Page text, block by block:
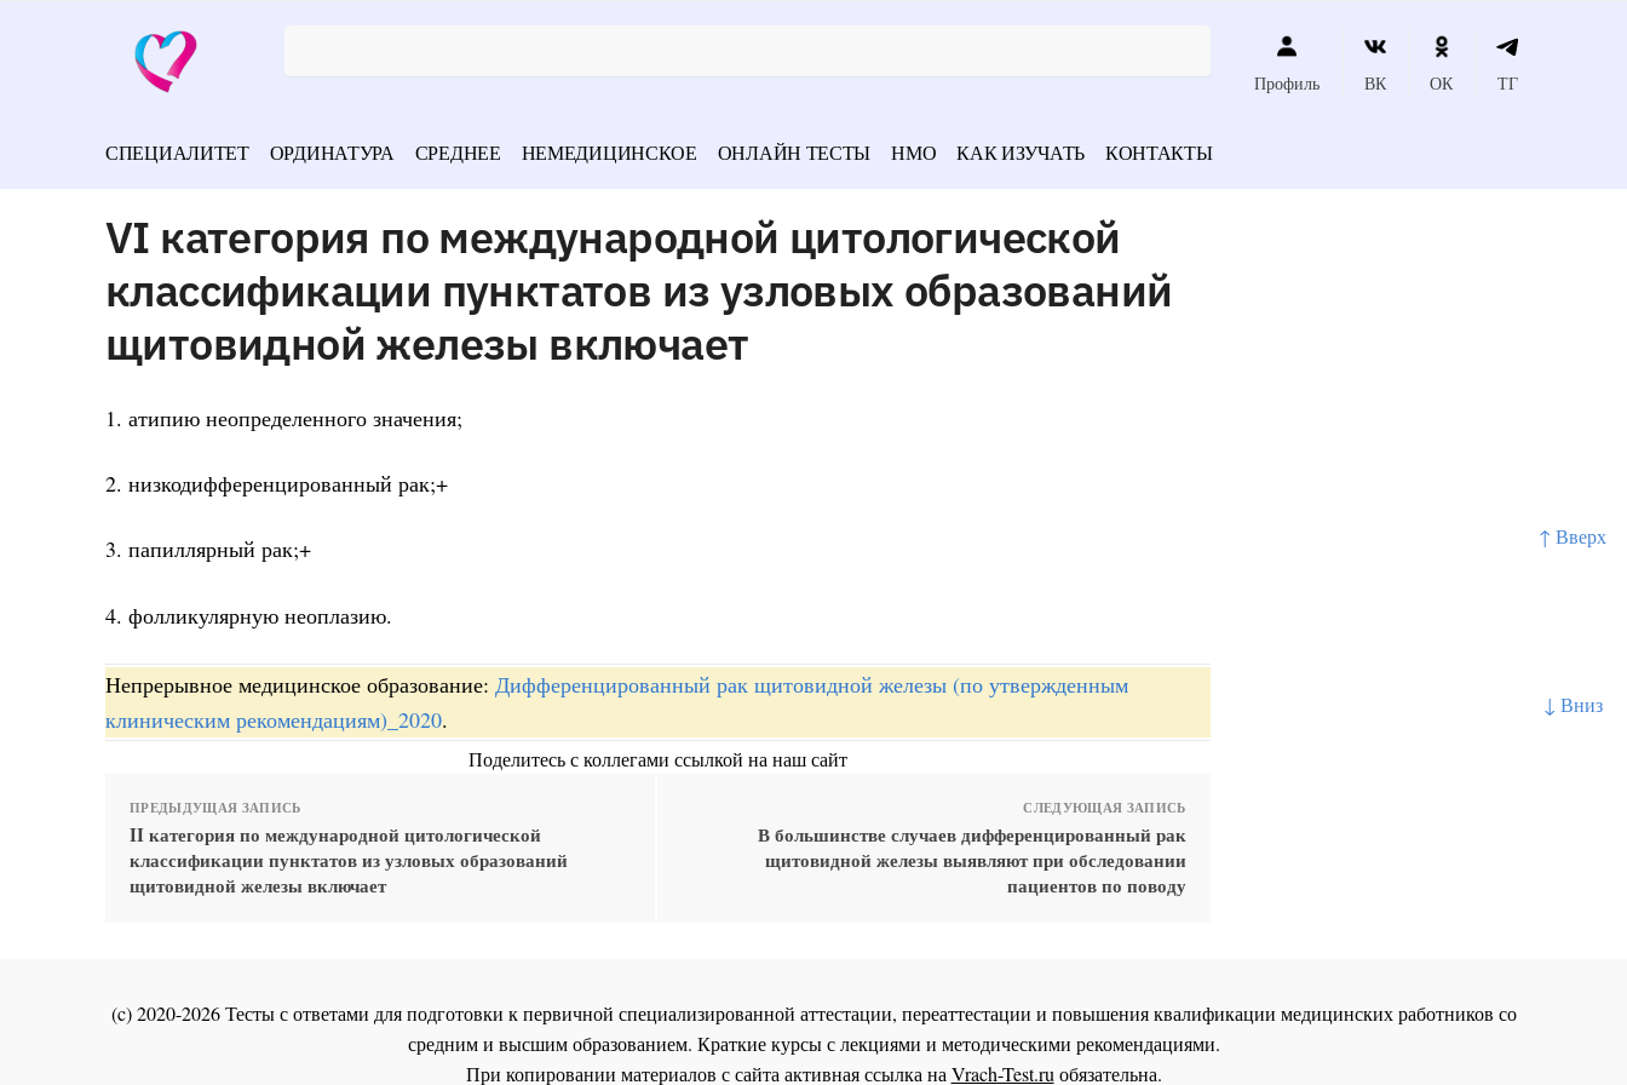
↑ Вверх
↓ Вниз
Профиль ВК ОК ТГ
СПЕЦИАЛИТЕТ ОРДИНАТУРА СРЕДНЕЕ НЕМЕДИЦИНСКОЕ ОНЛАЙН ТЕСТЫ НМО КАК ИЗУЧАТЬ КОНТАКТЫ
VI категория по международной цитологической
классификации пунктатов из узловых образований
щитовидной железы включает
1. атипию неопределенного значения;
2. низкодифференцированный рак;+
3. папиллярный рак;+
4. фолликулярную неоплазию.
Непрерывное медицинское образование: Дифференцированный рак щитовидной железы (по утвержденным
клиническим рекомендациям)_2020.
Поделитесь с коллегами ссылкой на наш сайт
ПРЕДЫДУЩАЯ ЗАПИСЬ
II категория по международной цитологической
классификации пунктатов из узловых образований
щитовидной железы включает
СЛЕДУЮЩАЯ ЗАПИСЬ
В большинстве случаев дифференцированный рак
щитовидной железы выявляют при обследовании
пациентов по поводу
(c) 2020-2026 Тесты с ответами для подготовки к первичной специализированной аттестации, переаттестации и повышения квалификации медицинских работников со
средним и высшим образованием. Краткие курсы с лекциями и методическими рекомендациями.
При копировании материалов с сайта активная ссылка наVrach-Test.ruобязательна.